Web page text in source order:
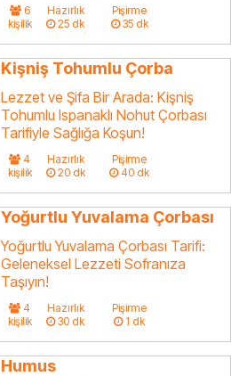
6
kişilik
Hazırlık
25 dk
Pişirme
35 dk
Kişniş Tohumlu Çorba
Lezzet ve Şifa Bir Arada: Kişniş
Tohumlu Ispanaklı Nohut Çorbası
Tarifiyle Sağlığa Koşun!
4
kişilik
Hazırlık
20 dk
Pişirme
40 dk
Yoğurtlu Yuvalama Çorbası
Yoğurtlu Yuvalama Çorbası Tarifi:
Geleneksel Lezzeti Sofranıza
Taşıyın!
4
kişilik
Hazırlık
30 dk
Pişirme
1 dk
Humus